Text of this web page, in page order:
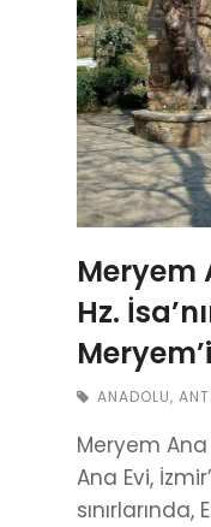
Meryem
Hz.
ANADOLU,
Meryem
Ana Evi,
sınırlarında,